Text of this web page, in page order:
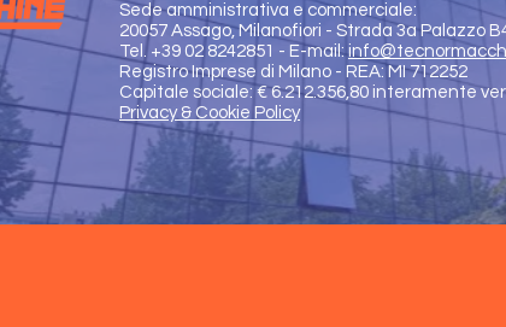
Sede amministrativa e commerciale:
20057 Assago, Milanofiori - Strada 3a Palazzo
Tel. +39 02 8242851 - E-mail:
Registro Imprese di Milano - REA: MI 712252
Capitale sociale: € 6.212.356,80 interamente
Privacy & Cookie Policy